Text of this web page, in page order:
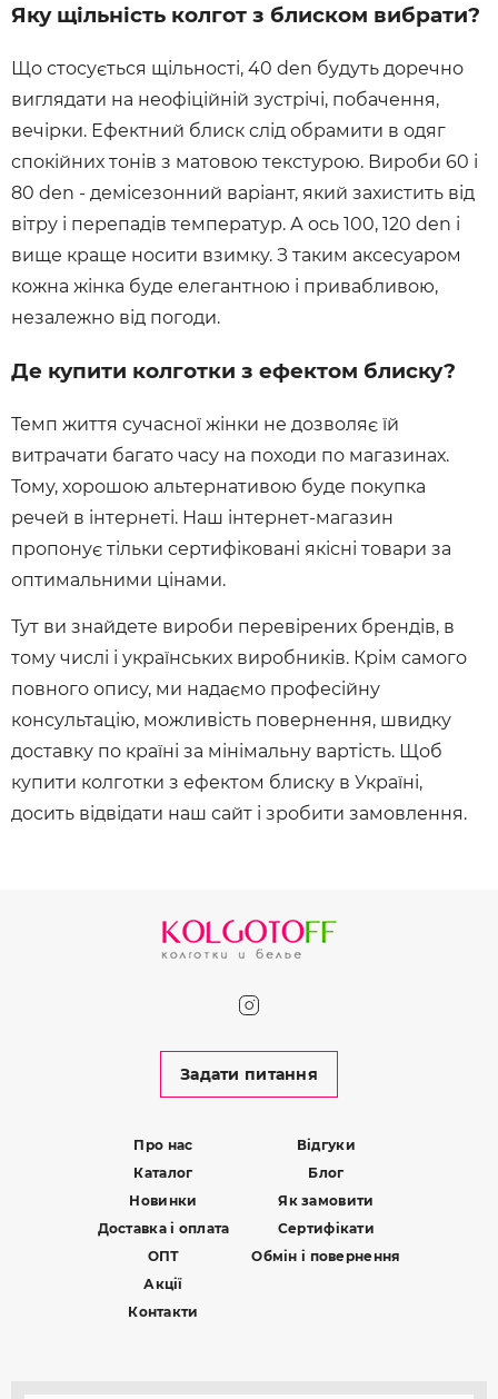
Яку щільність колгот з блиском вибрати?
Що стосується щільності, 40 den будуть доречно
виглядати на неофіційній зустрічі, побачення,
вечірки. Ефектний блиск слід обрамити в одяг
спокійних тонів з матовою текстурою. Вироби 60 і
80 den - демісезонний варіант, який захистить від
вітру і перепадів температур. А ось 100, 120 den і
вище краще носити взимку. З таким аксесуаром
кожна жінка буде елегантною і привабливою,
незалежно від погоди.
Де купити колготки з ефектом блиску?
Темп життя сучасної жінки не дозволяє їй
витрачати багато часу на походи по магазинах.
Тому, хорошою альтернативою буде покупка
речей в інтернеті. Наш інтернет-магазин
пропонує тільки сертифіковані якісні товари за
оптимальними цінами.
Тут ви знайдете вироби перевірених брендів, в
тому числі і українських виробників. Крім самого
повного опису, ми надаємо професійну
консультацію, можливість повернення, швидку
доставку по країні за мінімальну вартість. Щоб
купити колготки з ефектом блиску в Україні,
досить відвідати наш сайт і зробити замовлення.
Задати питання
Про нас
Каталог
Новинки
Доставка і оплата
ОПТ
Акції
Контакти
Відгуки
Блог
Як замовити
Сертифікати
Обмін і повернення